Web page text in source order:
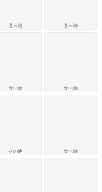
食べ物
食べ物
その他
食べ物
食べ物
食べ物